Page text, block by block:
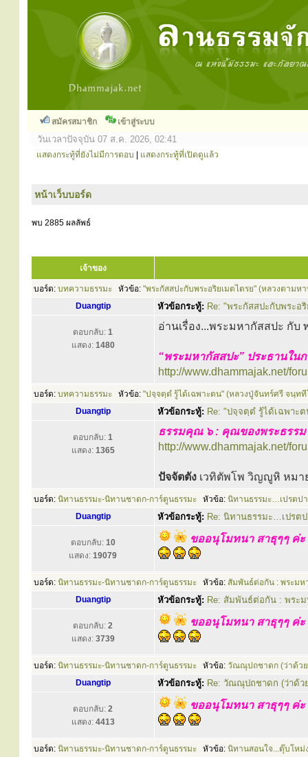
สมัครสมาชิก เข้าสู่ระบบ
วันเวลาปัจจุบัน 07 ส.ค. 2026, 02:41
แสดงกระทู้ที่ยังไม่มีการตอบ แสดงกระทู้ที่เปิดดูแล้ว
หน้าเว็บบอร์ด
พบ 2885 ผลลัพธ์
เจ้าของ
บอร์ด: บทความธรรมะ หัวข้อ: "พระกัสสปะกับพระอริยเมตไตรย" (หลวงตาม
Duangtip
หัวข้อกระทู้: Re: "พระกัสสปะกับพระ
ตอบกลับ: 1
แสดง: 1480
อ่านเรื่อง...พระมหากัสสปะ กับ
“พระมหากัสสปะ” ประธานใน
http://www.dhammajak.net/
บอร์ด: บทความธรรมะ หัวข้อ: "ปจฺจตฺตํ รู้ได้เฉพาะตน" (หลวงปู่จันทร์ศรี จนฺทที
Duangtip
หัวข้อกระทู้: Re: "ปจฺจตฺตํ รู้ได้เฉพาะ
ตอบกลับ: 1
แสดง: 1365
ธรรมคุณ ๖ : คุณของพระธรรม
http://www.dhammajak.net/
ปัจจัตตัง เวทิตัพโพ วิญญูหิ หม
บอร์ด: นิทานธรรมะ-นิทานชาดก-การ์ตูนธรรมะ หัวข้อ: นิทานธรรมะ…เปรตปา
Duangtip
หัวข้อกระทู้: Re: นิทานธรรมะ…เปรตป
ตอบกลับ: 10
แสดง: 19079
ขออนุโมทนา สาธุๆๆ ค่ะ
บอร์ด: นิทานธรรมะ-นิทานชาดก-การ์ตูนธรรมะ หัวข้อ: สัมพันธ์ต่อกัน : พระม
Duangtip
หัวข้อกระทู้: Re: สัมพันธ์ต่อกัน : พระ
ตอบกลับ: 2
แสดง: 3739
ขออนุโมทนา สาธุๆๆ ค่ะ
บอร์ด: นิทานธรรมะ-นิทานชาดก-การ์ตูนธรรมะ หัวข้อ: วัณณุปถชาดก (ว่าด้วย
Duangtip
หัวข้อกระทู้: Re: วัณณุปถชาดก (ว่าด้ว
ตอบกลับ: 2
แสดง: 4413
ขออนุโมทนา สาธุๆๆ ค่ะ
บอร์ด: นิทานธรรมะ-นิทานชาดก-การ์ตูนธรรมะ หัวข้อ: นิทานสอนใจ...ตุ๊บโหม่